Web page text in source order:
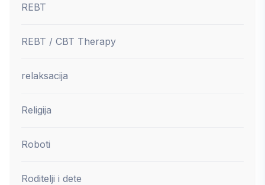
REBT
REBT / CBT Therapy
relaksacija
Religija
Roboti
Roditelji i dete